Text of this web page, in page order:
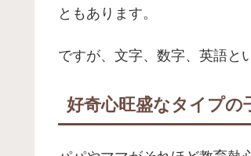
ともあります。
ですが、文字、数字、英語と
好奇心旺盛なタイプの